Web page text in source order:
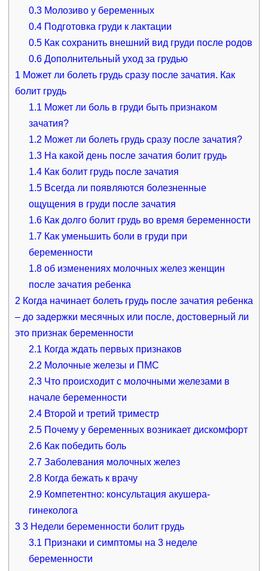
0.3 Молозиво у беременных
0.4 Подготовка груди к лактации
0.5 Как сохранить внешний вид груди после родов
0.6 Дополнительный уход за грудью
1 Может ли болеть грудь сразу после зачатия. Как
болит грудь
1.1 Может ли боль в груди быть признаком
зачатия?
1.2 Может ли болеть грудь сразу после зачатия?
1.3 На какой день после зачатия болит грудь
1.4 Как болит грудь после зачатия
1.5 Всегда ли появляются болезненные
ощущения в груди после зачатия
1.6 Как долго болит грудь во время беременности
1.7 Как уменьшить боли в груди при
беременности
1.8 об изменениях молочных желез женщин
после зачатия ребенка
2 Когда начинает болеть грудь после зачатия ребенка
– до задержки месячных или после, достоверный ли
это признак беременности
2.1 Когда ждать первых признаков
2.2 Молочные железы и ПМС
2.3 Что происходит с молочными железами в
начале беременности
2.4 Второй и третий триместр
2.5 Почему у беременных возникает дискомфорт
2.6 Как победить боль
2.7 Заболевания молочных желез
2.8 Когда бежать к врачу
2.9 Компетентно: консультация акушера-
гинеколога
33 Недели беременности болит грудь
3.1 Признаки и симптомы на 3 неделе
беременности